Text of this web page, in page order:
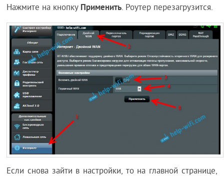
Нажмите на кнопку Применить. Роутер перезагрузится.
Если снова зайти в настройки, то на главной странице,